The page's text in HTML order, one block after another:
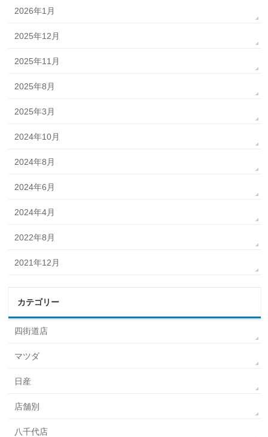
2026年1月
2025年12月
2025年11月
2025年8月
2025年3月
2024年10月
2024年8月
2024年6月
2024年4月
2022年8月
2021年12月
カテゴリー
四街道店
マツダ
日産
店舗別
八千代店